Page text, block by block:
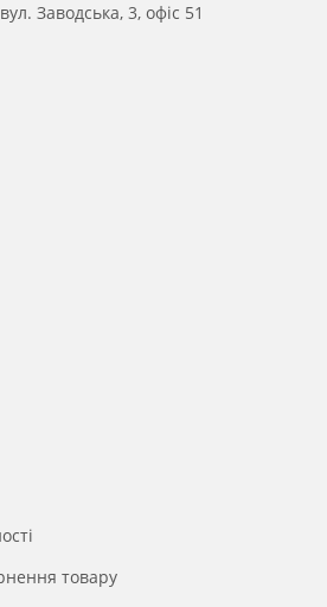
Заводська, 3, офіс 51
товару